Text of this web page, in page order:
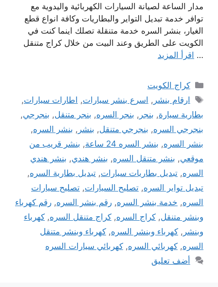
مدار الساعة لصيانة السيارات الكهربائية واليدوية مع
توافر خدمة تبديل التواير والبطاريات وكافة انواع قطع
الغيار، بنشر السره خدمة متنقلة تصلك اينما كنت في
الكويت على الطريق وعند البيت من خلال كراج متنقل
… اقرأ المزيد
التصنيفات
كراج الكويت
الوسوم
ارقام بنشر , اسرع بنشر سيارات, اطارات سيارات,
بطارية سيارة, بنجر , بنجر السره, بنجر متنقل, بنجرجي,
بنجرجي السره, بنجرجي متنقل, بنشر , بنشر السره,
بنشر السره, بنشر السره 24 ساعة , بنشر قريب من
موقعي, بنشر متنقل السره, بنشر هندي, بنشر هندي
السره, تبديل بطاريات سيارات, تبديل بطارية السره,
تبديل تواير السره, تصليح السيارات, تصليح سيارات
السره, خدمة بنشر السره, رقم بنشر السره, رقم كهرباء
وبنشر متنقل, كراج السره, كراج متنقل السره, كهرباء
وبنشر , كهرباء وبنشر السره, كهرباء وبنشر متنقل
السره, كهربائي السره, كهربائي سيارات السره
أضف تعليق